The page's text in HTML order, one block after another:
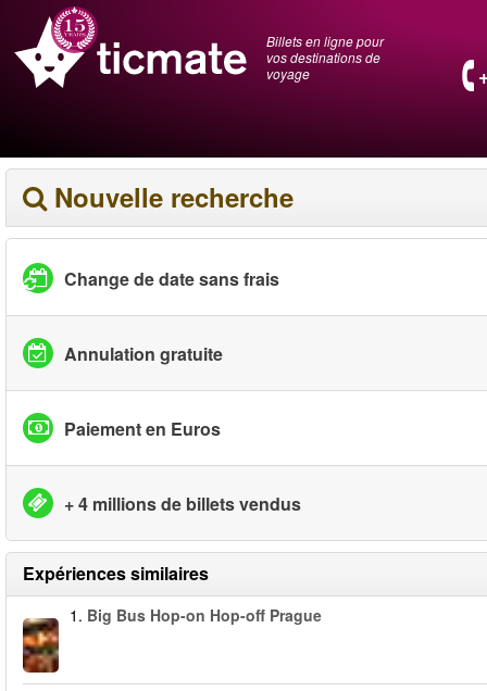
Billets en ligne pour
vos destinations de
voyage
Nouvelle recherche
Change de date sans frais
Annulation gratuite
Paiement en Euros
+ 4 millions de billets vendus
Expériences similaires
1. Big Bus Hop-on Hop-off Prague